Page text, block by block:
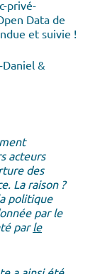
privé-
Data de
et suivie !
&
acteurs
des
La raison ?
politique
par le
parle